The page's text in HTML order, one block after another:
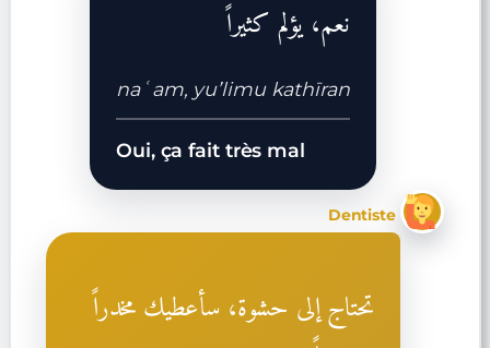
نعم، يؤلم كثيراً
naʿam, yu’limu kathīran
Oui, ça fait très mal
Dentiste
تحتاج إلى حشوة، سأعطيك مخدراً